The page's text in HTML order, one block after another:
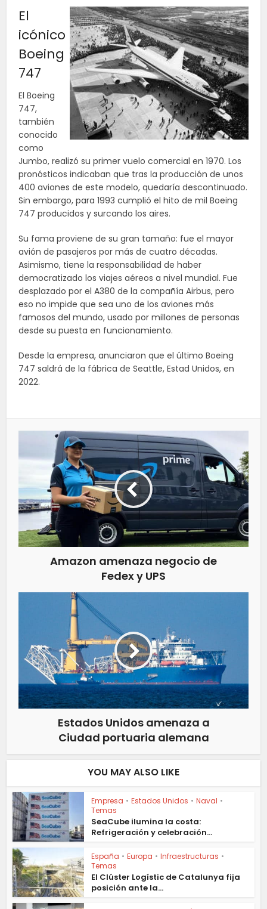
El
icónico
Boeing
747
El Boeing
747,
también
conocido
como
Jumbo, realizó su primer vuelo comercial en 1970. Los
pronósticos indicaban que tras la producción de unos
400 aviones de este modelo, quedaría descontinuado.
Sin embargo, para 1993 cumplió el hito de mil Boeing
747 producidos y surcando los aires.
Su fama proviene de su gran tamaño: fue el mayor
avión de pasajeros por más de cuatro décadas.
Asimismo, tiene la responsabilidad de haber
democratizado los viajes aéreos a nivel mundial. Fue
desplazado por el A380 de la compañía Airbus, pero
eso no impide que sea uno de los aviones más
famosos del mundo, usado por millones de personas
desde su puesta en funcionamiento.
Desde la empresa, anunciaron que el último Boeing
747 saldrá de la fábrica de Seattle, Estad Unidos, en
2022.
Amazon amenaza negocio de
Fedex y UPS
Estados Unidos amenaza a
Ciudad portuaria alemana
YOU MAY ALSO LIKE
Empresa • Estados Unidos • Naval •
Temas
SeaCube ilumina la costa:
Refrigeración y celebración...
España • Europa • Infraestructuras •
Temas
El Clúster Logístic de Catalunya fija
posición ante la...